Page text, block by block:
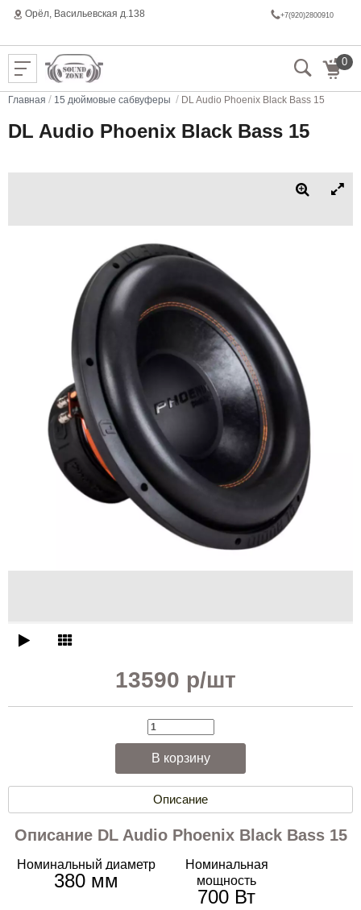
Орёл, Васильeвская д.138 +7(920)2800910
0
Главная / 15 дюймовые сабвуферы / DL Audio Phoenix Black Bass 15
DL Audio Phoenix Black Bass 15
13590 р/шт
Описание
Описание DL Audio Phoenix Black Bass 15
Номинальный диаметр
380 мм
Номинальная
мощность
700 Вт